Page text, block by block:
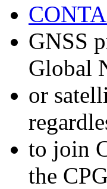
GNSS
Global
or
to join
the